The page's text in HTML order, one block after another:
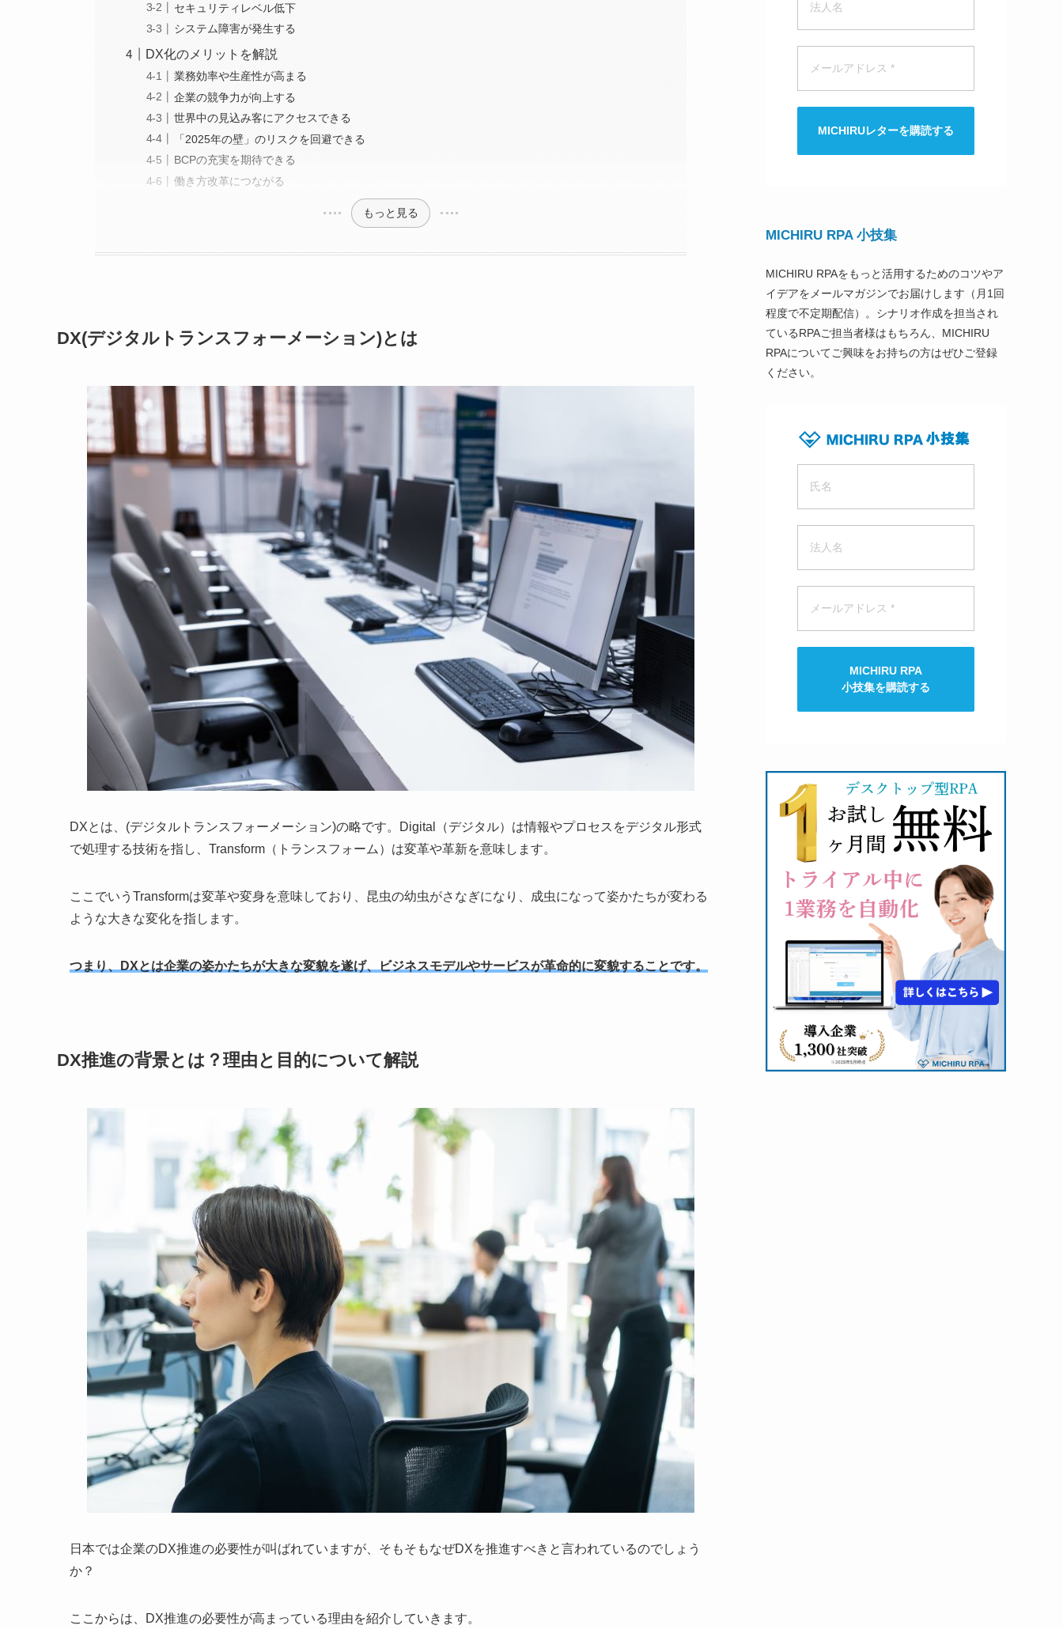
セキュリティレベル低下
システム障害が発生する
DX化のメリットを解説
業務効率や生産性が高まる
企業の競争力が向上する
世界中の見込み客にアクセスできる
「2025年の壁」のリスクを回避できる
BCPの充実を期待できる
働き方改革につながる
もっと見る
DX(デジタルトランスフォーメーション)とは
DXとは、(デジタルトランスフォーメーション)の略です。Digital（デジタル）は情報やプロセスをデジタル形式
で処理する技術を指し、Transform（トランスフォーム）は変革や革新を意味します。
ここでいうTransformは変革や変身を意味しており、昆虫の幼虫がさなぎになり、成虫になって姿かたちが変わる
ような大きな変化を指します。
つまり、DXとは企業の姿かたちが大きな変貌を遂げ、ビジネスモデルやサービスが革命的に変貌することです。
DX推進の背景とは？理由と目的について解説
日本では企業のDX推進の必要性が叫ばれていますが、そもそもなぜDXを推進すべきと言われているのでしょう
か？
ここからは、DX推進の必要性が高まっている理由を紹介していきます。
MICHIRUレターを購読する
MICHIRU RPA 小技集
MICHIRU RPAをもっと活用するためのコツやア
イデアをメールマガジンでお届けします（月1回
程度で不定期配信）。シナリオ作成を担当され
ているRPAご担当者様はもちろん、MICHIRU
RPAについてご興味をお持ちの方はぜひご登録
ください。
MICHIRU RPA
小技集を購読する